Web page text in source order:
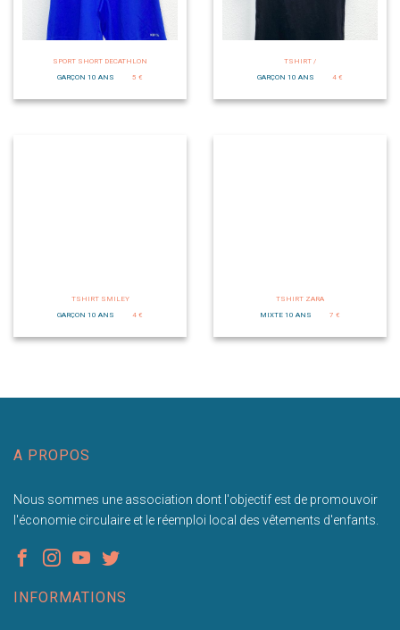
SPORT SHORT DECATHLON
GARÇON 10 ANS
5 €
TSHIRT /
GARÇON 10 ANS
4 €
TSHIRT SMILEY
GARÇON 10 ANS
4 €
TSHIRT ZARA
MIXTE 10 ANS
7 €
A PROPOS
Nous sommes une association dont l'objectif est de promouvoir
l'économie circulaire et le réemploi local des vêtements d'enfants.
INFORMATIONS